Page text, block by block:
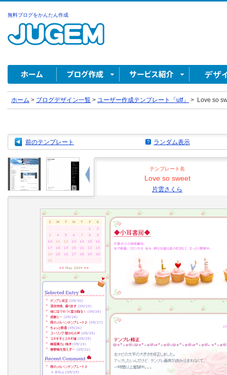
無料ブログをかんたん作成
ホーム > ブログデザイン一覧 > ユーザー作成テンプレート「utf」 > Love so
前のテンプレート ランダム表示
テンプレート名
Love so sweet
片雲さくら